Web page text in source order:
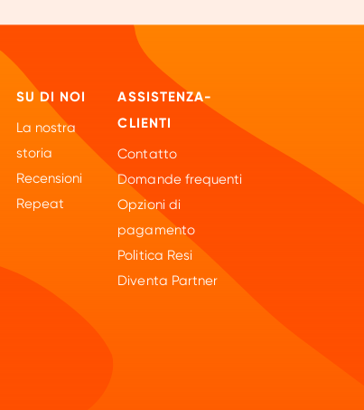
SU DI NOI
La nostra
storia
Recensioni
Repeat
ASSISTENZA-
CLIENTI
Contatto
Domande frequenti
Opzioni di
pagamento
Politica Resi
Diventa Partner